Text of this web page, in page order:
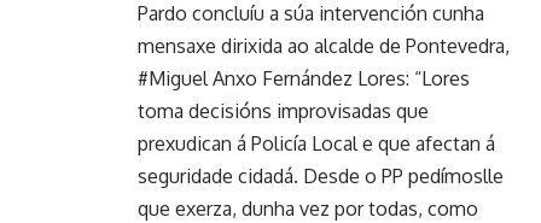
Pardo concluíu a súa intervención cunha
mensaxe dirixida ao alcalde de Pontevedra,
#Miguel Anxo Fernández Lores: “Lores
toma decisións improvisadas que
prexudican á Policía Local e que afectan á
seguridade cidadá. Desde o PP pedímoslle
que exerza, dunha vez por todas, como